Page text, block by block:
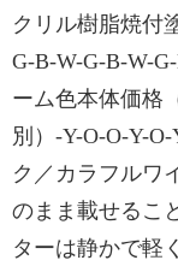
クリル樹脂焼付
G-B-W-G-B-W-
ーム色本体価格
別）-Y-O-O-Y-
ク／カラフルワ
のまま載せるこ
ターは静かで軽